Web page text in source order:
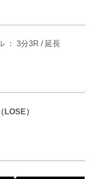
： 3分3R / 延長
（LOSE）